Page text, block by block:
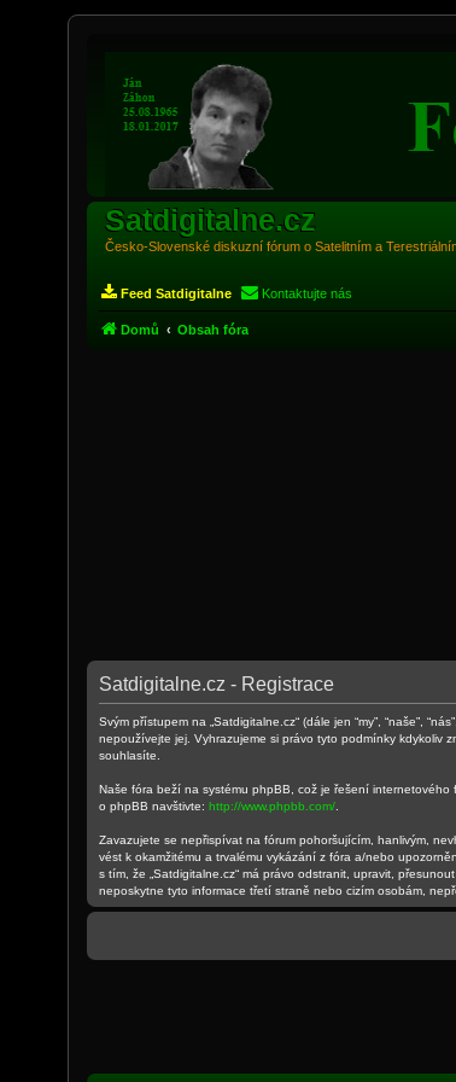
Satdigitalne.cz
Česko-Slovenské diskuzní fórum o Satelitním a
Feed Satdigitalne Kontaktujte nás
Domů Obsah fóra
Satdigitalne.cz - Registrace
Svým přístupem na „Satdigitalne.cz“ (dále jen “my”, “naše”,
nepoužívejte jej. Vyhrazujeme si právo tyto podmínky kdykoliv
souhlasíte.
Naše fóra beží na systému phpBB, což je řešení internetového
o phpBB navštivte: http://www.phpbb.com/
Zavazujete se nepřispívat na fórum pohoršujícím, hanlivým,
vést k okamžitému a trvalému vykázání z fóra a/nebo
s tím, že „Satdigitalne.cz“ má právo odstranit, upravit,
neposkytne tyto informace třetí straně nebo cizím osobám,